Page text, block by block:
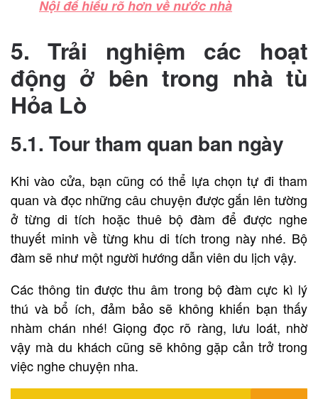
Nội để hiểu rõ hơn về nước nhà
5. Trải nghiệm các hoạt
động ở bên trong nhà tù
Hỏa Lò
5.1. Tour tham quan ban ngày
Khi vào cửa, bạn cũng có thể lựa chọn tự đi tham
quan và đọc những câu chuyện được gắn lên tường
ở từng di tích hoặc thuê bộ đàm để được nghe
thuyết minh về từng khu di tích trong này nhé. Bộ
đàm sẽ như một người hướng dẫn viên du lịch vậy.
Các thông tin được thu âm trong bộ đàm cực kì lý
thú và bổ ích, đảm bảo sẽ không khiến bạn thấy
nhàm chán nhé! Giọng đọc rõ ràng, lưu loát, nhờ
vậy mà du khách cũng sẽ không gặp cản trở trong
việc nghe chuyện nha.